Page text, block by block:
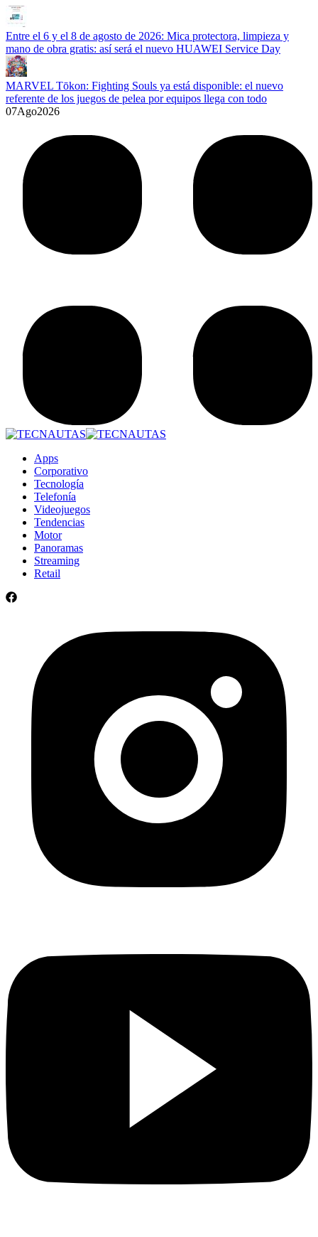
Entre el 6 y el 8 de agosto de 2026: Mica protectora, limpieza y
mano de obra gratis: así será el nuevo HUAWEI Service Day
MARVEL Tōkon: Fighting Souls ya está disponible: el nuevo
referente de los juegos de pelea por equipos llega con todo
07Ago2026
Apps
Corporativo
Tecnología
Telefonía
Videojuegos
Tendencias
Motor
Panoramas
Streaming
Retail